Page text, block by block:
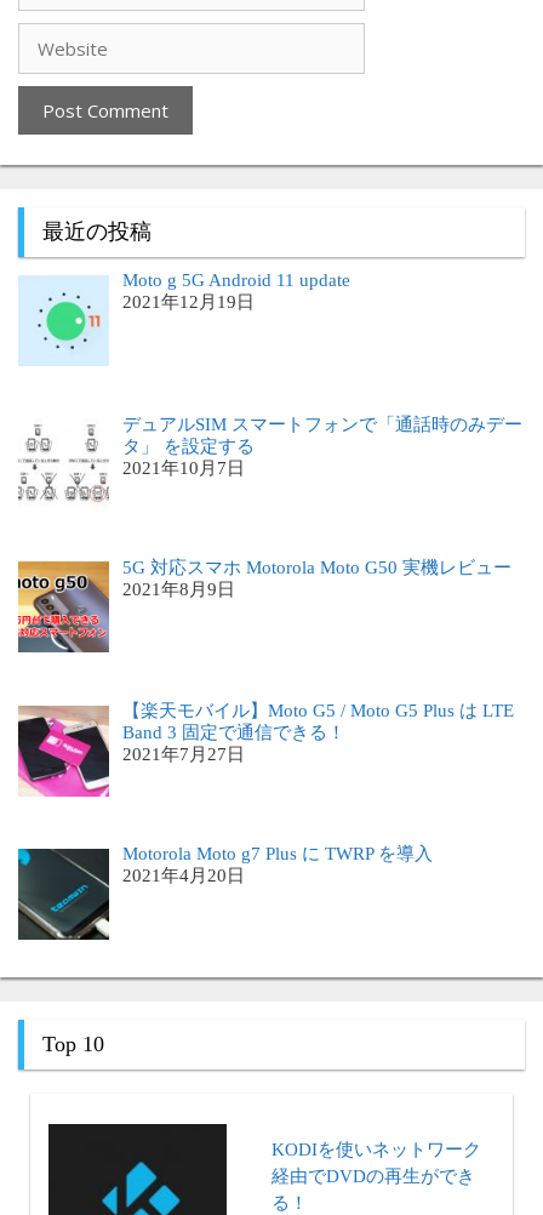
最近の投稿
Moto g 5G Android 11 update
2021年12月19日
デュアルSIM スマートフォンで「通話時のみデー
タ」 を設定する
2021年10月7日
5G 対応スマホ Motorola Moto G50 実機レビュー
2021年8月9日
【楽天モバイル】Moto G5 / Moto G5 Plus は LTE
Band 3 固定で通信できる！
2021年7月27日
Motorola Moto g7 Plus に TWRP を導入
2021年4月20日
Top 10
KODIを使いネットワーク
経由でDVDの再生ができ
る！